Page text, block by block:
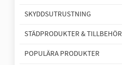
SKYDDSUTRUSTNING
STÄDPRODUKTER & TILLBEHÖR
POPULÄRA PRODUKTER